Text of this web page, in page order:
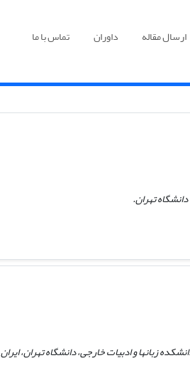
ارسال مقاله داوران تماس با ما
تهران.
زبانها و ادبیات خارجی، دانشگاه تهران، ایران